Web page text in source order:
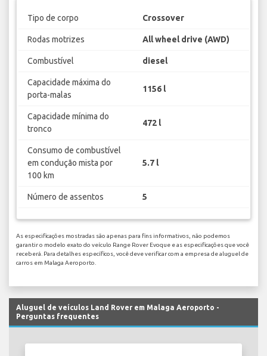
Tipo de corpo Crossover
Rodas motrizes All wheel drive (AWD)
Combustível diesel
Capacidade máxima do
porta-malas
1156 l
Capacidade mínima do
tronco
472 l
Consumo de combustível
em condução mista por
100 km
5.7 l
Número de assentos 5
As especificações mostradas são apenas para fins informativos, não podemos
garantir o modelo exato do veículo Range Rover Evoque e as especificações que você
receberá. Para detalhes específicos, você deve verificar com a empresa de aluguel de
carros em Malaga Aeroporto.
Aluguel de veículos Land Rover em Malaga Aeroporto -
Perguntas frequentes